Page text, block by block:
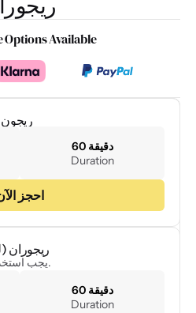
Options Available
ريجون
60 دقيقة
Duration
احجز
ريجوران
يجب استخدامه خلال نفس جلسة العلاج.
60 دقيقة
Duration